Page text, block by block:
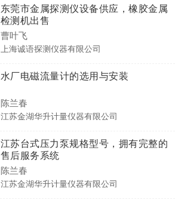
东莞市金属探测仪设备供应，橡胶金属
检测机出售
曹叶飞
上海诚语探测仪器有限公司
水厂电磁流量计的选用与安装
陈兰春
江苏金湖华升计量仪器有限公司
江苏台式压力泵规格型号，拥有完整的
售后服务系统
陈兰春
江苏金湖华升计量仪器有限公司